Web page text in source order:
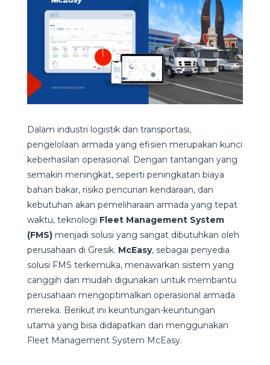
Dalam industri logistik dan transportasi,
pengelolaan armada yang efisien merupakan kunci
keberhasilan operasional. Dengan tantangan yang
semakin meningkat, seperti peningkatan biaya
bahan bakar, risiko pencurian kendaraan, dan
kebutuhan akan pemeliharaan armada yang tepat
waktu, teknologi Fleet Management System
(FMS)menjadi solusi yang sangat dibutuhkan oleh
perusahaan di Gresik. McEasy, sebagai penyedia
solusi FMS terkemuka, menawarkan sistem yang
canggih dan mudah digunakan untuk membantu
perusahaan mengoptimalkan operasional armada
mereka. Berikut ini keuntungan-keuntungan
utama yang bisa didapatkan dari menggunakan
Fleet Management System McEasy.